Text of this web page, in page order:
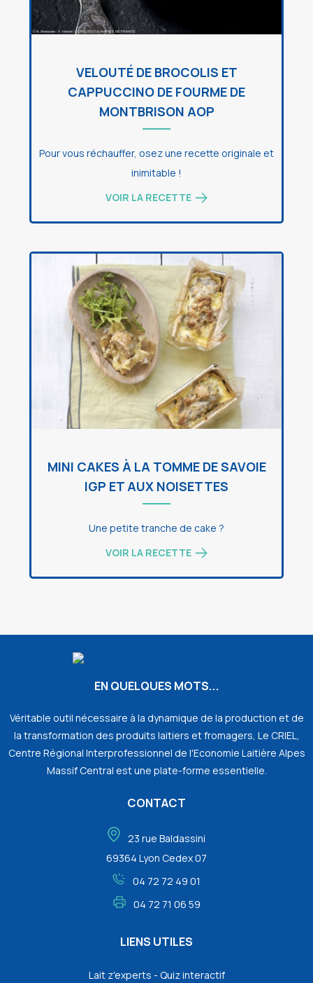
VELOUTÉ DE BROCOLIS ET
CAPPUCCINO DE FOURME DE
MONTBRISON AOP
Pour vous réchauffer, osez une recette originale et
inimitable !
VOIR LA RECETTE
MINI CAKES À LA TOMME DE SAVOIE
IGP ET AUX NOISETTES
Une petite tranche de cake ?
VOIR LA RECETTE
EN QUELQUES MOTS...
Véritable outil nécessaire à la dynamique de la production et de
la transformation des produits laitiers et fromagers, Le CRIEL,
Centre Régional Interprofessionnel de l'Economie Laitière Alpes
Massif Central est une plate-forme essentielle.
CONTACT
23 rue Baldassini
69364 Lyon Cedex 07
04 72 72 49 01
04 72 71 06 59
LIENS UTILES
Lait z'experts - Quiz interactif